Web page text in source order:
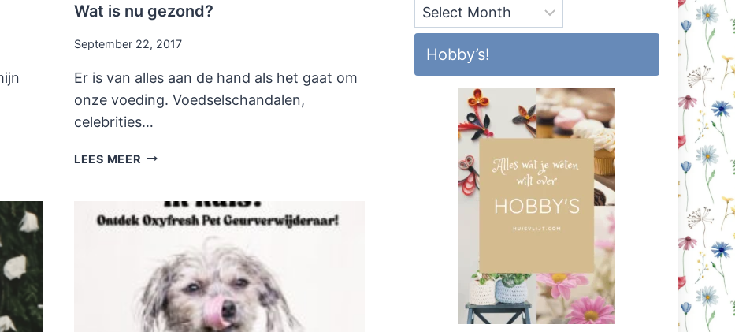
Wat is nu gezond?
September 22, 2017
Er is van alles aan de hand als het gaat om
onze voeding. Voedselschandalen,
celebrities…
LEES MEERWAT
GEZOND?
Archief
Hobby’s!